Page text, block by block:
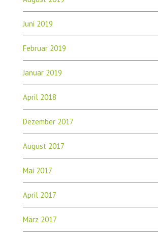
Juni 2019
Februar 2019
Januar 2019
April 2018
Dezember 2017
August 2017
Mai 2017
April 2017
März 2017